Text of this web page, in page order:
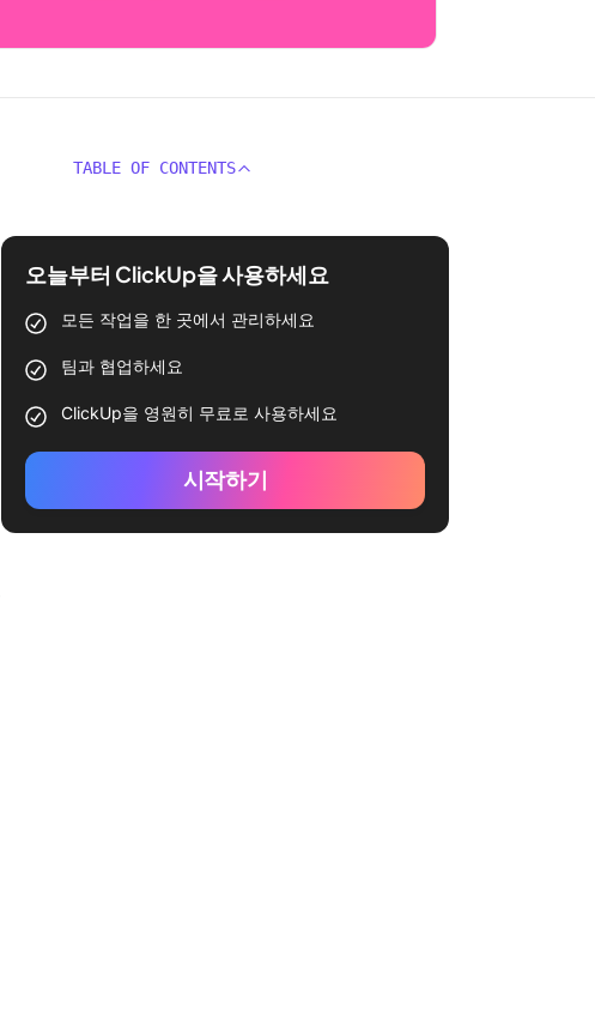
TABLE OF CONTENTS
오늘부터 ClickUp을 사용하세요
모든 작업을 한 곳에서 관리하세요
팀과 협업하세요
ClickUp을 영원히 무료로 사용하세요
시작하기